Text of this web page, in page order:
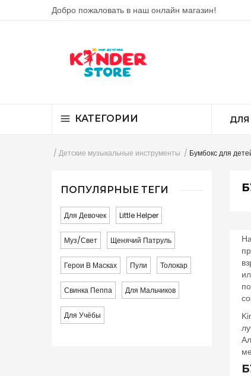
Добро пожаловать в наш онлайн магазин!
КАТЕГОРИИ ДЛЯ
Детские музыкальные инструменты Бумбокс для
ПОПУЛЯРНЫЕ ТЕГИ
Для Девочек Little Helper
Муз/свет Щенячий Патруль
Герои В Масках Пули Толокар
Свинка Пеппа Для Мальчиков
Для Учёбы